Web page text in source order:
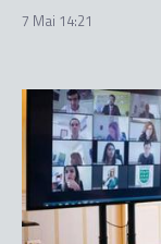
7 Mai 14:21